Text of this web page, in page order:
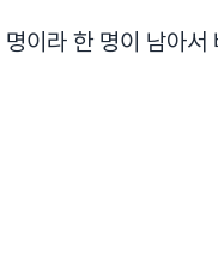
이라 한 명이 남아서